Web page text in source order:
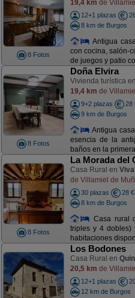
8 Fotos
19,4 km de
12+1 plazas
8 km de Burgos
Antigua
con cocina, salón-
de juegos y patio
8 Fotos
Doña Elvira
Vivienda turística en
19,4 km de
9+2 plazas
28
9 km de Burgos
Antigua
esencia de la
baños en la
8 Fotos
La Morada del
Casa Rural en
de Villamiel de
30 plazas
28 €
8 km de Burgos
Casa rural
triples y 4 dobles)
habitaciones
Los Bodones
Casa Rural en
20,5 km de
12+1 plazas
12 km de Burgos